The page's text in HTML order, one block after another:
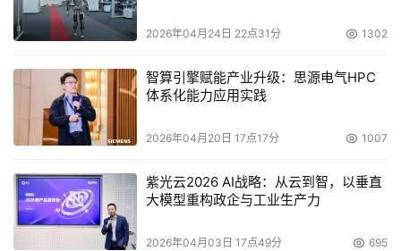
2026年04月24日 22点31分 1302
智算引擎赋能产业升级：思源电气HPC
体系化能力应用实践
2026年04月20日 17点17分 1007
紫光云2026 AI战略：从云到智，以垂直
大模型重构政企与工业生产力
2026年04月03日 17点49分 695